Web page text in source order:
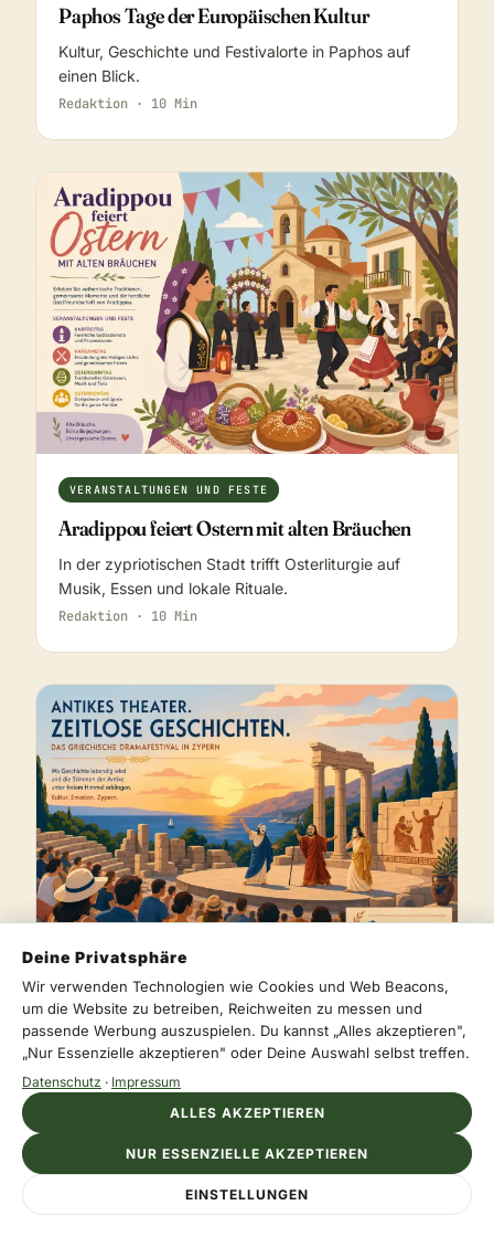
Paphos Tage der Europäischen Kultur
Kultur, Geschichte und Festivalorte in Paphos auf
einen Blick.
Redaktion · 10 Min
VERANSTALTUNGEN UND FESTE
Aradippou feiert Ostern mit alten Bräuchen
In der zypriotischen Stadt trifft Osterliturgie auf
Musik, Essen und lokale Rituale.
Redaktion · 10 Min
VERANSTALTUNGEN UND FESTE
Ancient Greek Drama Festival in Zyperns
Ruinen
Redaktion · 15 Min
Deine Privatsphäre
Wir verwenden Technologien wie Cookies und Web Beacons,
um die Website zu betreiben, Reichweiten zu messen und
passende Werbung auszuspielen. Du kannst „Alles akzeptieren",
„Nur Essenzielle akzeptieren" oder Deine Auswahl selbst treffen.
Datenschutz · Impressum
EINSTELLUNGEN
NUR ESSENZIELLE AKZEPTIEREN
ALLES AKZEPTIEREN